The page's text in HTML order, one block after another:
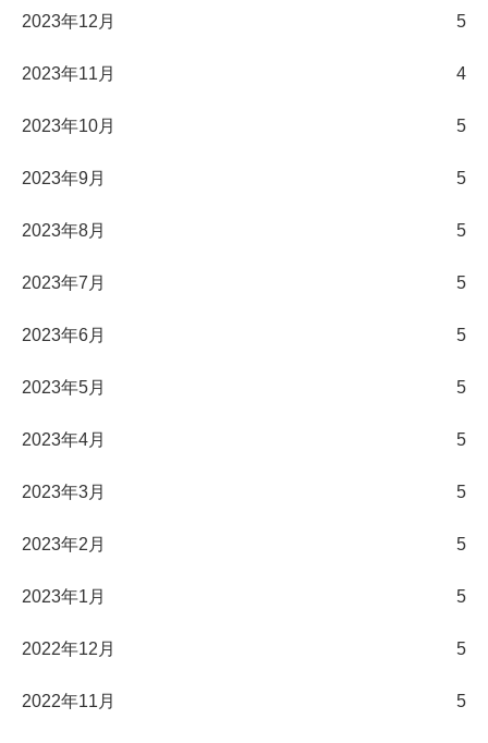
2023年12月 5
2023年11月 4
2023年10月 5
2023年9月 5
2023年8月 5
2023年7月 5
2023年6月 5
2023年5月 5
2023年4月 5
2023年3月 5
2023年2月 5
2023年1月 5
2022年12月 5
2022年11月 5